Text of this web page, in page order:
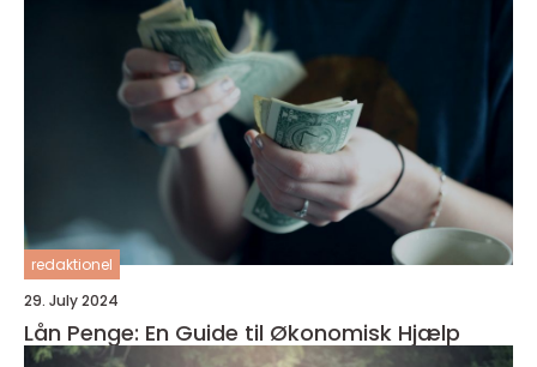
redaktionel
29. July 2024
Lån Penge: En Guide til Økonomisk Hjælp